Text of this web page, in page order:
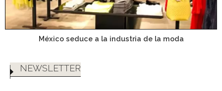
México seduce a la industria de la moda
NEWSLETTER